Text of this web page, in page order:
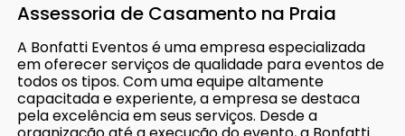
Assessoria de Casamento na Praia
A Bonfatti Eventos é uma empresa especializada
em oferecer serviços de qualidade para eventos de
todos os tipos. Com uma equipe altamente
capacitada e experiente, a empresa se destaca
pela excelência em seus serviços. Desde a